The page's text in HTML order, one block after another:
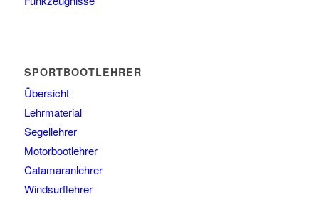
SPORTBOOTLEHRER
Übersicht
Lehrmaterial
Segellehrer
Motorbootlehrer
Catamaranlehrer
Windsurflehrer